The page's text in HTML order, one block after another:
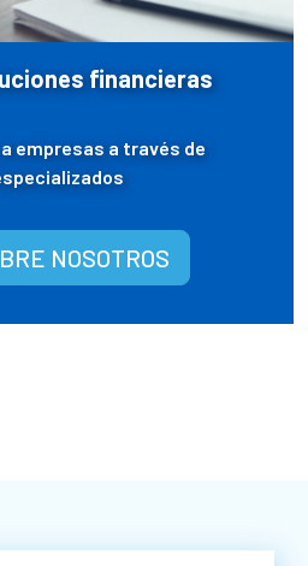
financieras
empresas a través de
NOSOTROS